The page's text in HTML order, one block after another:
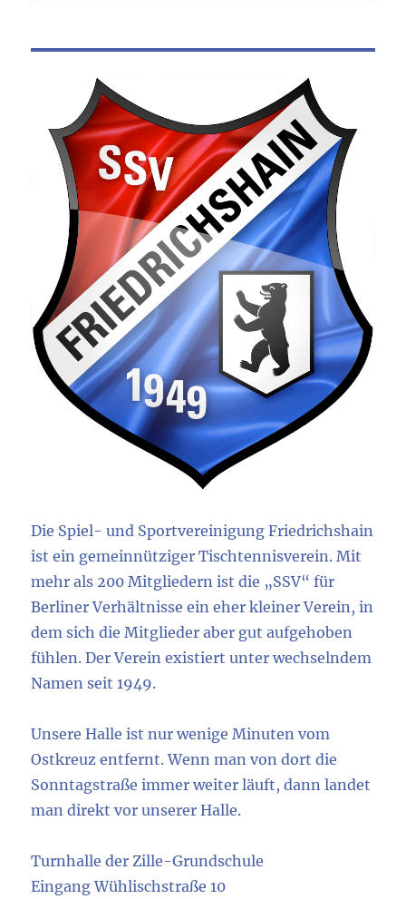
Die Spiel- und Sportvereinigung Friedrichshain
ist ein gemeinnütziger Tischtennisverein. Mit
mehr als 200 Mitgliedern ist die „SSV“ für
Berliner Verhältnisse ein eher kleiner Verein, in
dem sich die Mitglieder aber gut aufgehoben
fühlen. Der Verein existiert unter wechselndem
Namen seit 1949.
Unsere Halle ist nur wenige Minuten vom
Ostkreuz entfernt. Wenn man von dort die
Sonntagstraße immer weiter läuft, dann landet
man direkt vor unserer Halle.
Turnhalle der Zille-Grundschule
Eingang Wühlischstraße 10